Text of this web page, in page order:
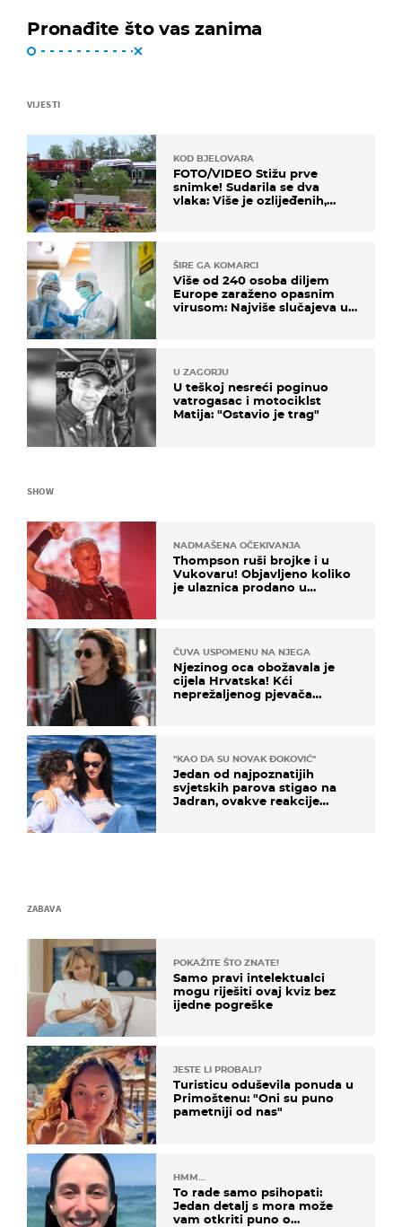
Pronađite što vas zanima
VIJESTI
KOD BJELOVARA
FOTO/VIDEO Stižu prve
snimke! Sudarila se dva
vlaka: Više je ozlijeđenih,
ŠIRE GA KOMARCI
Više od 240 osoba diljem
Europe zaraženo opasnim
virusom: Najviše slučajeva u
U ZAGORJU
U teškoj nesreći poginuo
vatrogasac i motociklst
Matija: "Ostavio je trag"
SHOW
NADMAŠENA OČEKIVANJA
Thompson ruši brojke i u
Vukovaru! Objavljeno koliko
je ulaznica prodano u
ČUVA USPOMENU NA NJEGA
Njezinog oca obožavala je
cijela Hrvatska! Kći
neprežaljenog pjevača
"KAO DA SU NOVAK ĐOKOVIĆ"
Jedan od najpoznatijih
svjetskih parova stigao na
Jadran, ovakve reakcije
ZABAVA
POKAŽITE ŠTO ZNATE!
Samo pravi intelektualci
mogu riješiti ovaj kviz bez
ijedne pogreške
JESTE LI PROBALI?
Turisticu oduševila ponuda u
Primoštenu: "Oni su puno
pametniji od nas"
HMM…
To rade samo psihopati:
Jedan detalj s mora može
vam otkriti puno o